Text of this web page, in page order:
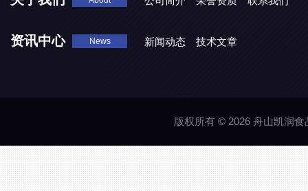
资讯中心 News 新闻动态 技术文章
版权所有 © 2026 舟山凯润